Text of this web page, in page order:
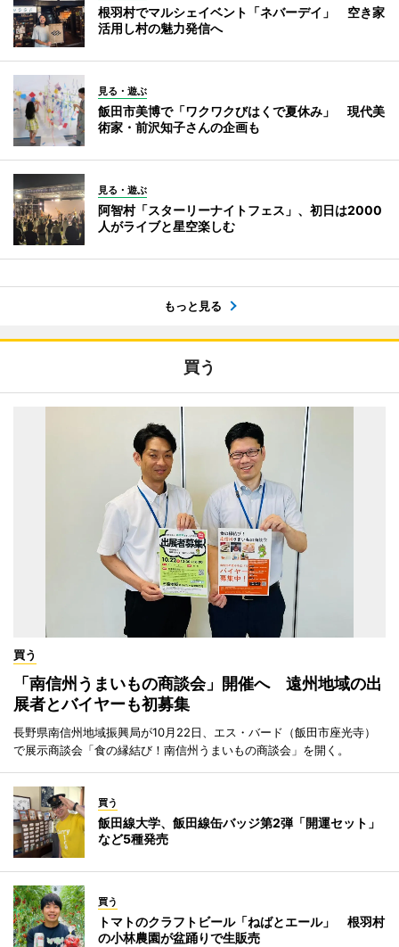
根羽村でマルシェイベント「ネバーデイ」 空き家
活用し村の魅力発信へ
見る・遊ぶ
飯田市美博で「ワクワクびはくで夏休み」 現代美
術家・前沢知子さんの企画も
見る・遊ぶ
阿智村「スターリーナイトフェス」、初日は2000
人がライブと星空楽しむ
もっと見る
買う
買う
「南信州うまいもの商談会」開催へ 遠州地域の出
展者とバイヤーも初募集
長野県南信州地域振興局が10月22日、エス・バード（飯田市座光寺）
で展示商談会「食の縁結び！南信州うまいもの商談会」を開く。
買う
飯田線大学、飯田線缶バッジ第2弾「開運セット」
など5種発売
買う
トマトのクラフトビール「ねばとエール」 根羽村
の小林農園が盆踊りで生販売